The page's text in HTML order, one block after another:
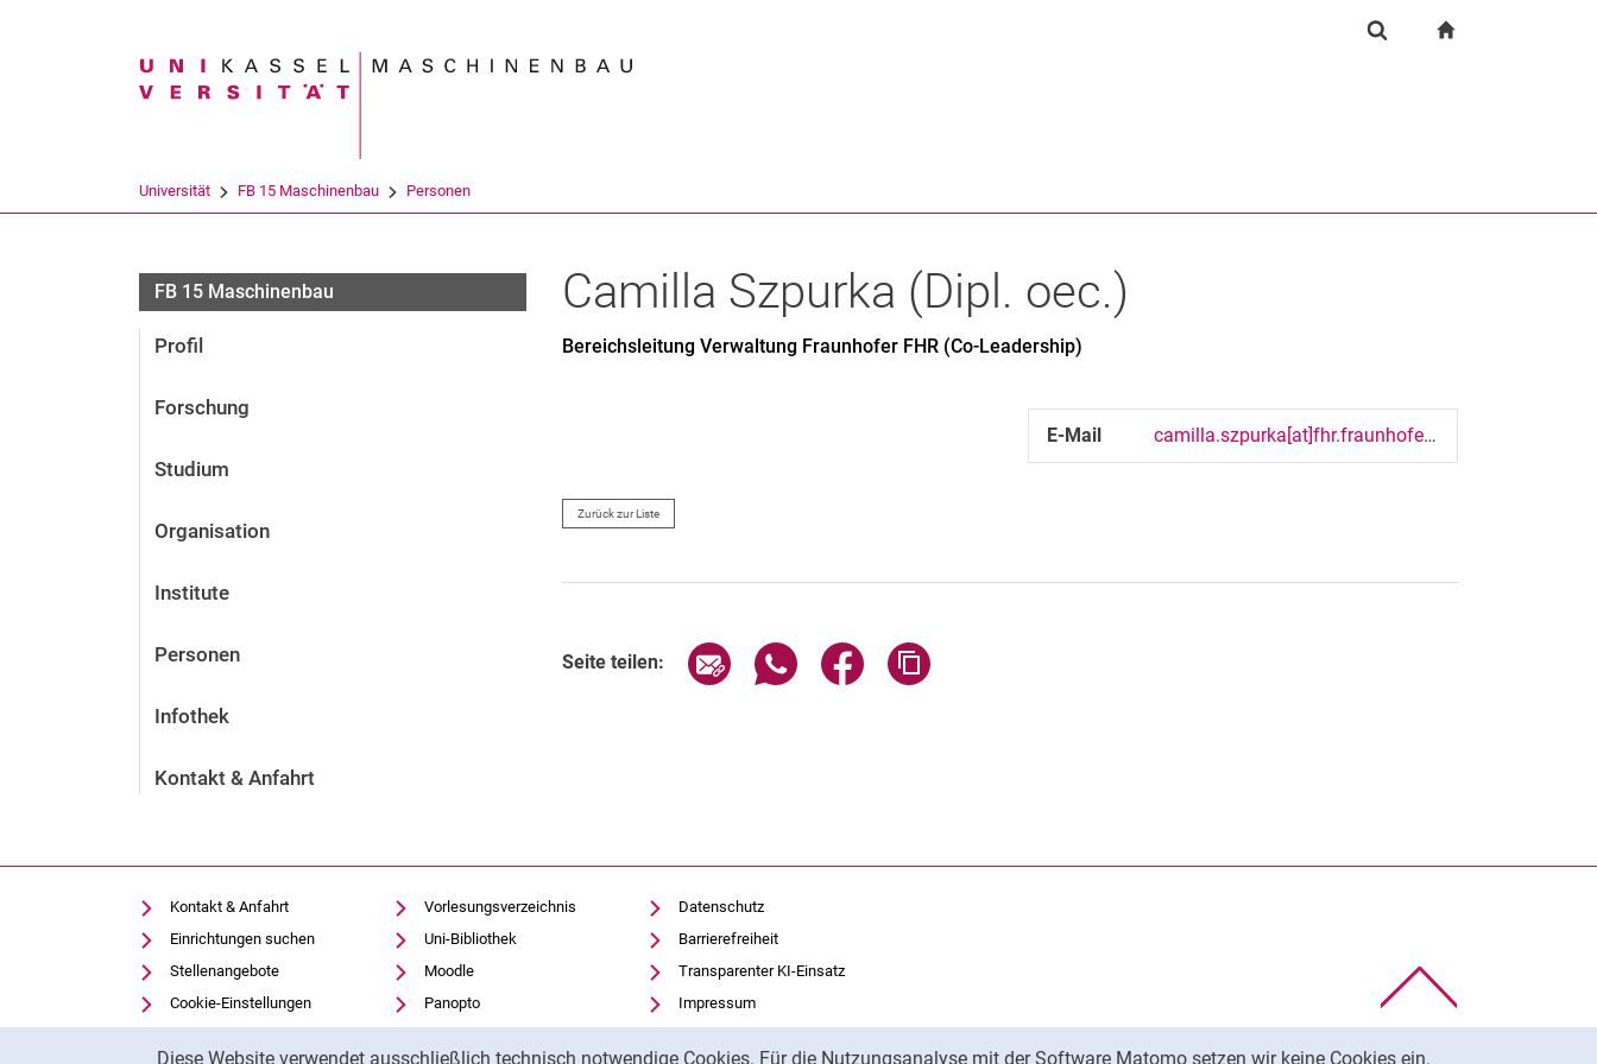
Diese Website verwendet ausschließlich technisch notwendige Cookies. Für die Nutzungsanalyse mit der Software Matomo setzen wir keine Cookies ein.
Suchbegriff
Universität FB 15 Maschinenbau Personen
FB 15 Maschinenbau
Profil
Forschung
Studium
Organisation
Institute
Personen
Infothek
Kontakt & Anfahrt
Camilla Szpurka (Dipl. oec.)
Bereichsleitung Verwaltung Fraunhofer FHR (Co-Leadership)
E-Mail camilla.szpurka[at]fhr.fraunhofer[dot]de
Zurück zur Liste
Seite teilen: Seite über E-Mail teilen
Seite über WhatsApp teilen (externer Link, öffnet neues Fenster)
Seite über Facebook teilen (externer Link, öffnet neues Fenster)
Kontakt & Anfahrt
Einrichtungen suchen
Stellenangebote
Cookie-Einstellungen
Vorlesungsverzeichnis
Uni-Bibliothek
Moodle
Panopto
Datenschutz
Barrierefreiheit
Transparenter KI-Einsatz
Impressum